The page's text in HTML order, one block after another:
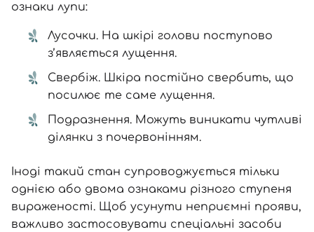
ознаки лупи:
Лусочки. На шкірі голови поступово
з’являється лущення.
Свербіж. Шкіра постійно свербить, що
посилює те саме лущення.
Подразнення. Можуть виникати чутливі
ділянки з почервонінням.
Іноді такий стан супроводжується тільки
однією або двома ознаками різного ступеня
вираженості. Щоб усунути неприємні прояви,
важливо застосовувати спеціальні засоби